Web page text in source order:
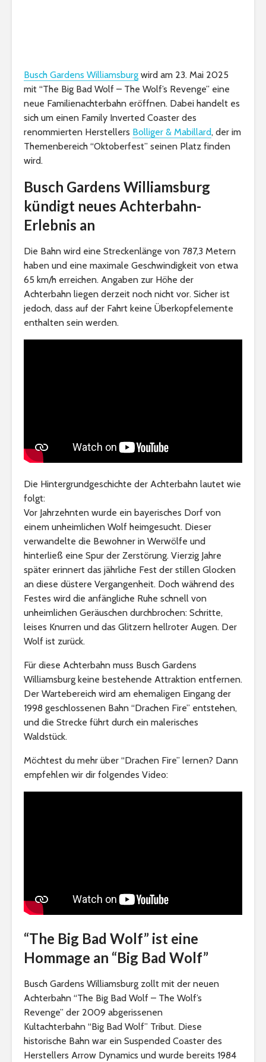
Busch Gardens Williamsburg wird am 23. Mai 2025
mit “The Big Bad Wolf – The Wolf’s Revenge” eine
neue Familienachterbahn eröffnen. Dabei handelt es
sich um einen Family Inverted Coaster des
renommierten Herstellers Bolliger & Mabillard, der im
Themenbereich “Oktoberfest” seinen Platz finden
wird.
Busch Gardens Williamsburg
kündigt neues Achterbahn-
Erlebnis an
Die Bahn wird eine Streckenlänge von 787,3 Metern
haben und eine maximale Geschwindigkeit von etwa
65 km/h erreichen. Angaben zur Höhe der
Achterbahn liegen derzeit noch nicht vor. Sicher ist
jedoch, dass auf der Fahrt keine Überkopfelemente
enthalten sein werden.
Die Hintergrundgeschichte der Achterbahn lautet wie
folgt:
Vor Jahrzehnten wurde ein bayerisches Dorf von
einem unheimlichen Wolf heimgesucht. Dieser
verwandelte die Bewohner in Werwölfe und
hinterließ eine Spur der Zerstörung. Vierzig Jahre
später erinnert das jährliche Fest der stillen Glocken
an diese düstere Vergangenheit. Doch während des
Festes wird die anfängliche Ruhe schnell von
unheimlichen Geräuschen durchbrochen: Schritte,
leises Knurren und das Glitzern hellroter Augen. Der
Wolf ist zurück.
Für diese Achterbahn muss Busch Gardens
Williamsburg keine bestehende Attraktion entfernen.
Der Wartebereich wird am ehemaligen Eingang der
1998 geschlossenen Bahn “Drachen Fire” entstehen,
und die Strecke führt durch ein malerisches
Waldstück.
Möchtest du mehr über “Drachen Fire” lernen? Dann
empfehlen wir dir folgendes Video:
“The Big Bad Wolf” ist eine
Hommage an “Big Bad Wolf”
Busch Gardens Williamsburg zollt mit der neuen
Achterbahn “The Big Bad Wolf – The Wolf’s
Revenge” der 2009 abgerissenen
Kultachterbahn “Big Bad Wolf” Tribut. Diese
historische Bahn war ein Suspended Coaster des
Herstellers Arrow Dynamics und wurde bereits 1984